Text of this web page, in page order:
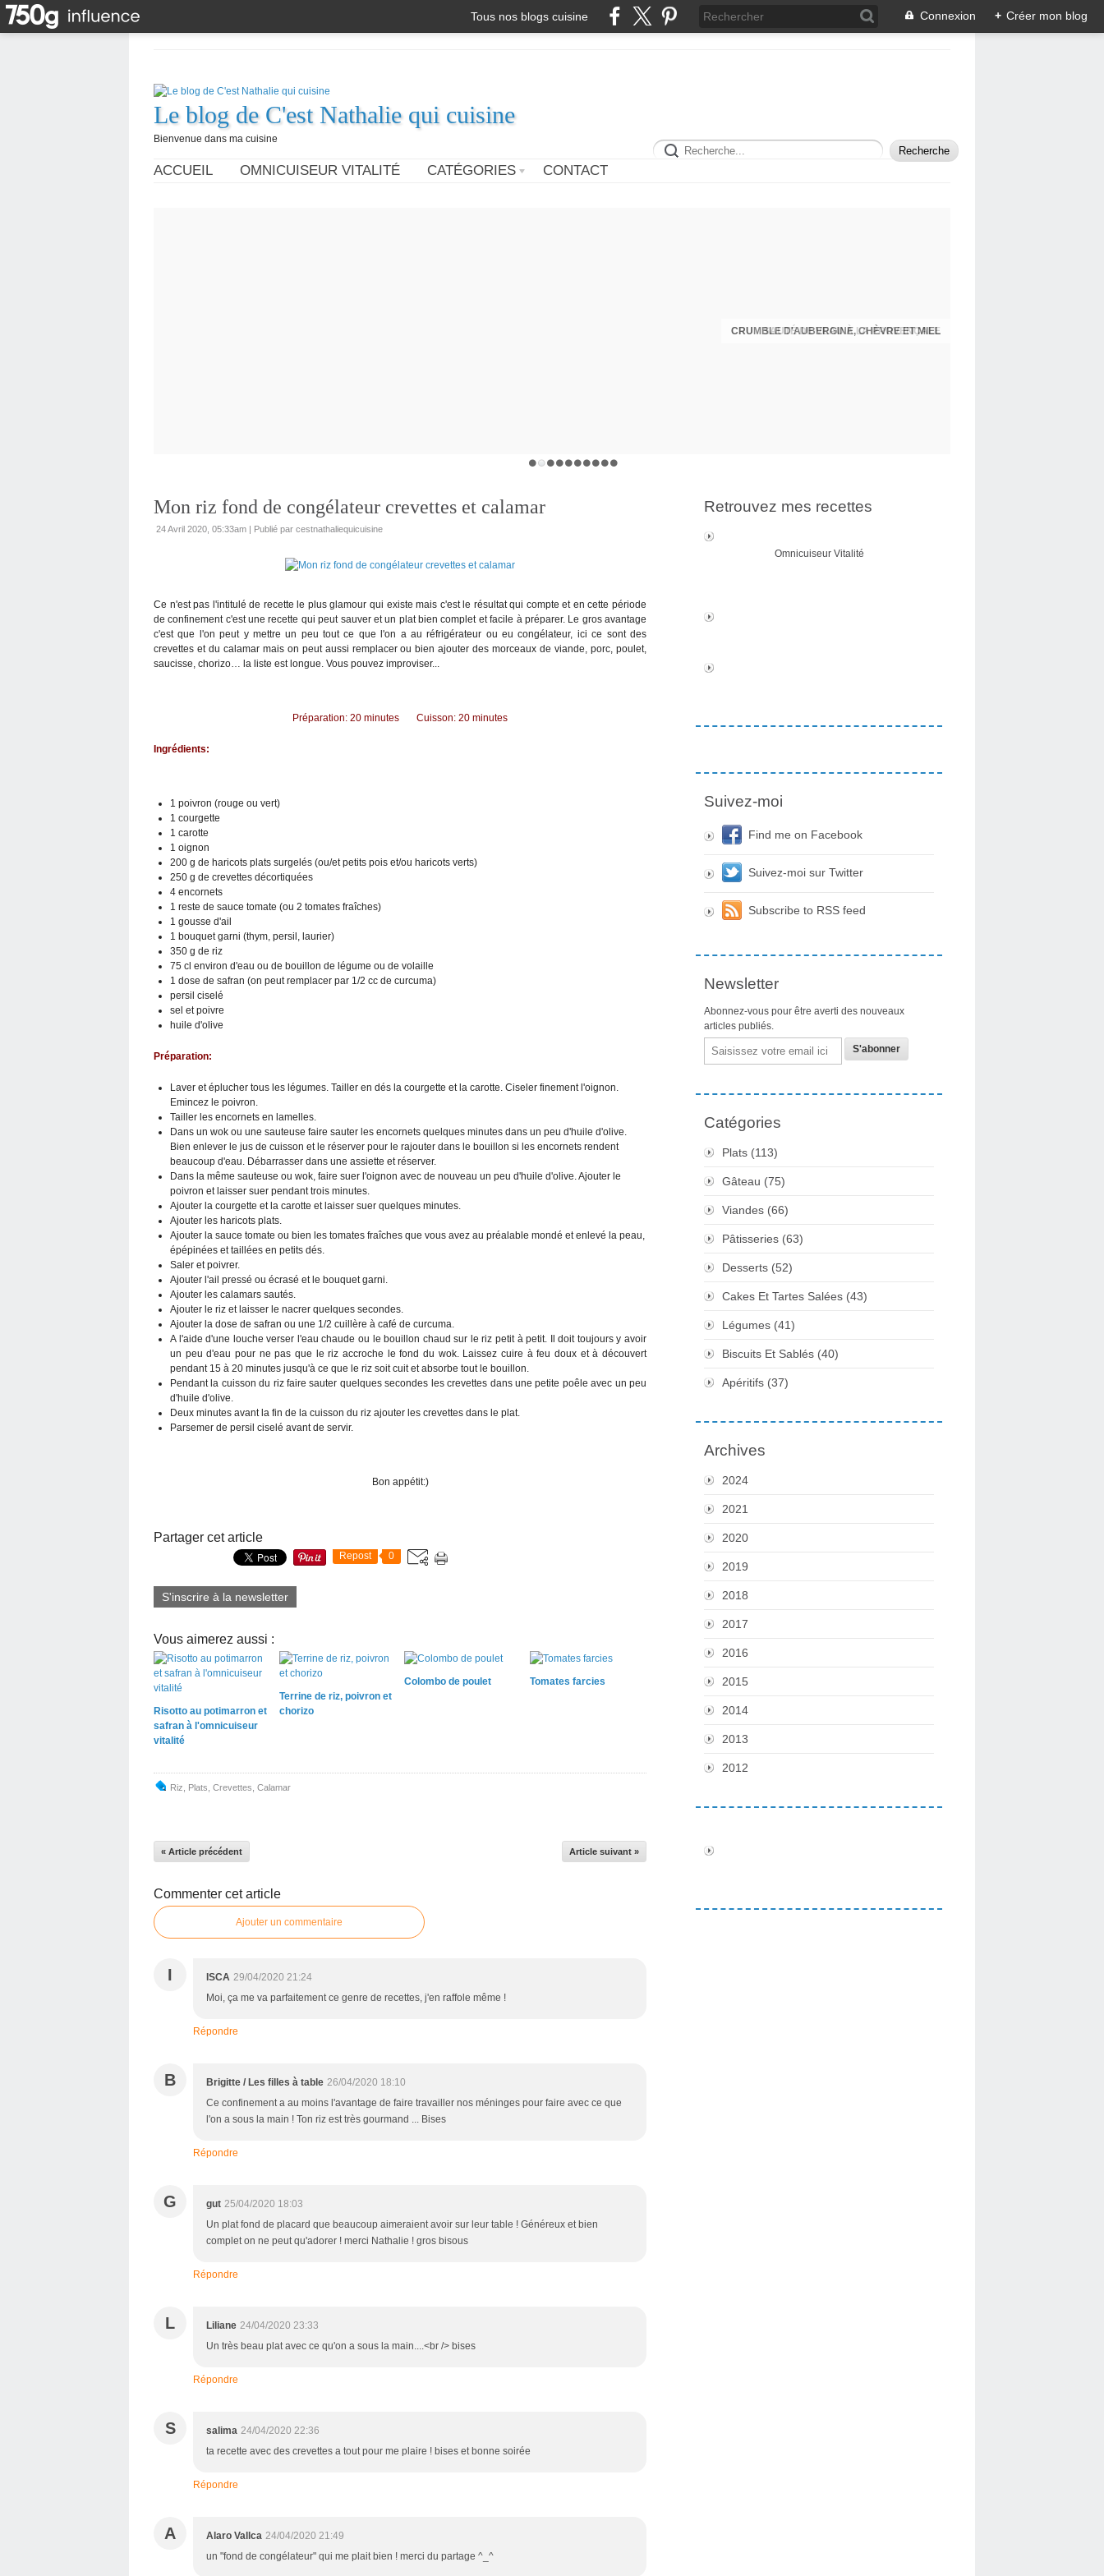
Tous nos blogs cuisine Connexion + Créer mon blog
Le blog de C'est Nathalie qui cuisine
Bienvenue dans ma cuisine
ACCUEIL OMNICUISEUR VITALITÉ CATÉGORIES CONTACT
SAUTÉ DE VEAU À LA PROVENÇALE
Mon riz fond de congélateur crevettes et calamar
24 Avril 2020, 05:33am | Publié par cestnathaliequicuisine
Ce n'est pas l'intitulé de recette le plus glamour qui existe mais c'est le résultat qui compte et en cette période
de confinement c'est une recette qui peut sauver et un plat bien complet et facile à préparer. Le gros avantage
c'est que l'on peut y mettre un peu tout ce que l'on a au réfrigérateur ou eu congélateur, ici ce sont des
crevettes et du calamar mais on peut aussi remplacer ou bien ajouter des morceaux de viande, porc, poulet,
saucisse, chorizo… la liste est longue. Vous pouvez improviser...
Préparation: 20 minutes Cuisson: 20 minutes
Ingrédients:
1 poivron (rouge ou vert)
1 courgette
1 carotte
1 oignon
200 g de haricots plats surgelés (ou/et petits pois et/ou haricots verts)
250 g de crevettes décortiquées
4 encornets
1 reste de sauce tomate (ou 2 tomates fraîches)
1 gousse d'ail
1 bouquet garni (thym, persil, laurier)
350 g de riz
75 cl environ d'eau ou de bouillon de légume ou de volaille
1 dose de safran (on peut remplacer par 1/2 cc de curcuma)
persil ciselé
sel et poivre
huile d'olive
Préparation:
Laver et éplucher tous les légumes. Tailler en dés la courgette et la carotte. Ciseler finement l'oignon.
Emincez le poivron.
Tailler les encornets en lamelles.
Dans un wok ou une sauteuse faire sauter les encornets quelques minutes dans un peu d'huile d'olive.
Bien enlever le jus de cuisson et le réserver pour le rajouter dans le bouillon si les encornets rendent
beaucoup d'eau. Débarrasser dans une assiette et réserver.
Dans la même sauteuse ou wok, faire suer l'oignon avec de nouveau un peu d'huile d'olive. Ajouter le
poivron et laisser suer pendant trois minutes.
Ajouter la courgette et la carotte et laisser suer quelques minutes.
Ajouter les haricots plats.
Ajouter la sauce tomate ou bien les tomates fraîches que vous avez au préalable mondé et enlevé la peau,
épépinées et taillées en petits dés.
Saler et poivrer.
Ajouter l'ail pressé ou écrasé et le bouquet garni.
Ajouter les calamars sautés.
Ajouter le riz et laisser le nacrer quelques secondes.
Ajouter la dose de safran ou une 1/2 cuillère à café de curcuma.
A l'aide d'une louche verser l'eau chaude ou le bouillon chaud sur le riz petit à petit. Il doit toujours y avoir
un peu d'eau pour ne pas que le riz accroche le fond du wok. Laissez cuire à feu doux et à découvert
pendant 15 à 20 minutes jusqu'à ce que le riz soit cuit et absorbe tout le bouillon.
Pendant la cuisson du riz faire sauter quelques secondes les crevettes dans une petite poêle avec un peu
d'huile d'olive.
Deux minutes avant la fin de la cuisson du riz ajouter les crevettes dans le plat.
Parsemer de persil ciselé avant de servir.
Bon appétit:)
Partager cet article
Repost 0
S'inscrire à la newsletter
Vous aimerez aussi :
Risotto au potimarron et
safran à l'omnicuiseur
vitalité
Terrine de riz, poivron et
chorizo
Colombo de poulet Tomates farcies
Riz Plats Crevettes Calamar
« Article précédent Article suivant »
Commenter cet article
Ajouter un commentaire
I ISCA 29/04/2020 21:24
Moi, ça me va parfaitement ce genre de recettes, j'en raffole même !
Répondre
B Brigitte / Les filles à table 26/04/2020 18:10
Ce confinement a au moins l'avantage de faire travailler nos méninges pour faire avec ce que
l'on a sous la main ! Ton riz est très gourmand ... Bises
Répondre
G gut 25/04/2020 18:03
Un plat fond de placard que beaucoup aimeraient avoir sur leur table ! Généreux et bien
complet on ne peut qu'adorer ! merci Nathalie ! gros bisous
Répondre
L Liliane 24/04/2020 23:33
Un très beau plat avec ce qu'on a sous la main....<br /> bises
Répondre
S salima 24/04/2020 22:36
ta recette avec des crevettes a tout pour me plaire ! bises et bonne soirée
Répondre
A Alaro Vallca 24/04/2020 21:49
un "fond de congélateur" qui me plait bien ! merci du partage ^_^
Retrouvez mes recettes
Omnicuiseur Vitalité
Suivez-moi
Find me on Facebook
Suivez-moi sur Twitter
Subscribe to RSS feed
Newsletter
Abonnez-vous pour être averti des nouveaux
articles publiés.
Email
Catégories
Plats (113)
Gâteau (75)
Viandes (66)
Pâtisseries (63)
Desserts (52)
Cakes Et Tartes Salées (43)
Légumes (41)
Biscuits Et Sablés (40)
Apéritifs (37)
Archives
2024
2021
2020
2019
2018
2017
2016
2015
2014
2013
2012